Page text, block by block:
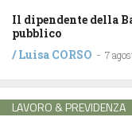
Il dipendente della
pubblico
/Luisa CORSO - 7
LAVORO & PREVIDENZA